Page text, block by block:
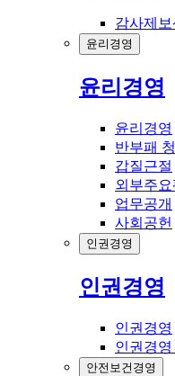
감사제보
윤리경영
윤리경영
윤리경영
반부패
갑질근절
외부주
업무공개
사회공헌
인권경영
인권경영
인권경영
인권경
안전보건경영